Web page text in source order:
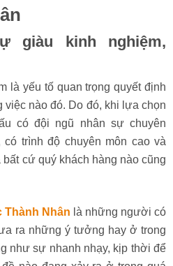
hợp trải thảm (màu đỏ, xanh,
khách sử dụng
sân khấu của
giàu kinh nghiệm,
việc nào đó. Do đó, khi lựa chọn
có đội ngũ nhân sự chuyên
có trình độ chuyên môn cao và